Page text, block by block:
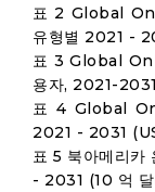
표 2 Global
유형별 2021 -
표 3 Global
용자, 2021-
표 4 Global
2021 - 2031
표 5 북아메리카
- 2031 (10 억 달